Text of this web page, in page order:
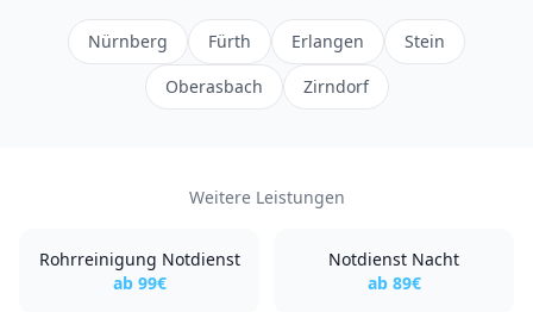
Nürnberg Fürth Erlangen
Stein
Oberasbach
Zirndorf
Weitere Leistungen
Rohrreinigung Notdienst
ab 99€
Notdienst Nacht
ab 89€